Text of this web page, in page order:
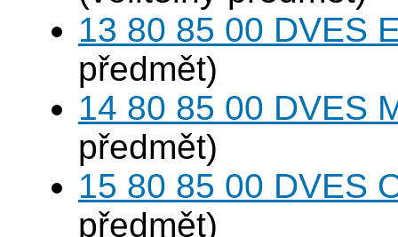
13 80 85 00 DVES
předmět)
14 80 85 00 DVES
předmět)
15 80 85 00 DVES
předmět)